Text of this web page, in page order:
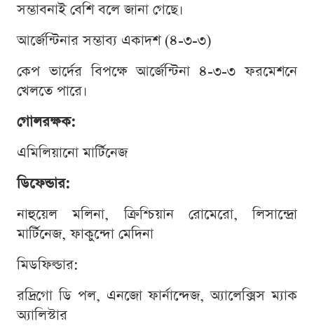
সম্ভাবনাই বেশি বলে জানা গেছে।
আর্জেন্টিনার সম্ভাব্য একাদশ (৪-৩-৩)
কেপ ভার্দের বিপক্ষে আর্জেন্টিনা ৪-৩-৩ ফরমেশনে
খেলতে পারে।
গোলরক্ষক:
এমিলিয়ানো মার্টিনেজ
ডিফেন্ডার:
নাহুয়েল মলিনা, ক্রিশ্চিয়ান রোমেরো, লিসান্দ্রো
মার্টিনেজ, ফাকুন্দো মেদিনা
মিডফিল্ডার:
রদ্রিগো ডি পল, এনজো ফার্নান্দেজ, অ্যালেক্সিস ম্যাক
অ্যালিস্টার